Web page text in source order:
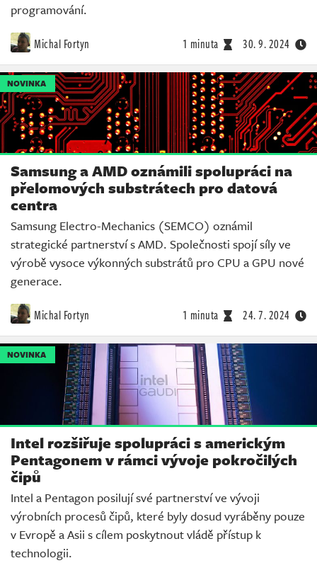
programování.
Michal Fortyn 1 minuta 30. 9. 2024
NOVINKA
Samsung a AMD oznámili spolupráci na
přelomových substrátech pro datová
centra
Samsung Electro-Mechanics (SEMCO) oznámil
strategické partnerství s AMD. Společnosti spojí síly ve
výrobě vysoce výkonných substrátů pro CPU a GPU nové
generace.
Michal Fortyn 1 minuta 24. 7. 2024
NOVINKA
Intel rozšiřuje spolupráci s americkým
Pentagonem v rámci vývoje pokročilých
čipů
Intel a Pentagon posilují své partnerství ve vývoji
výrobních procesů čipů, které byly dosud vyráběny pouze
v Evropě a Asii s cílem poskytnout vládě přístup k
technologii.